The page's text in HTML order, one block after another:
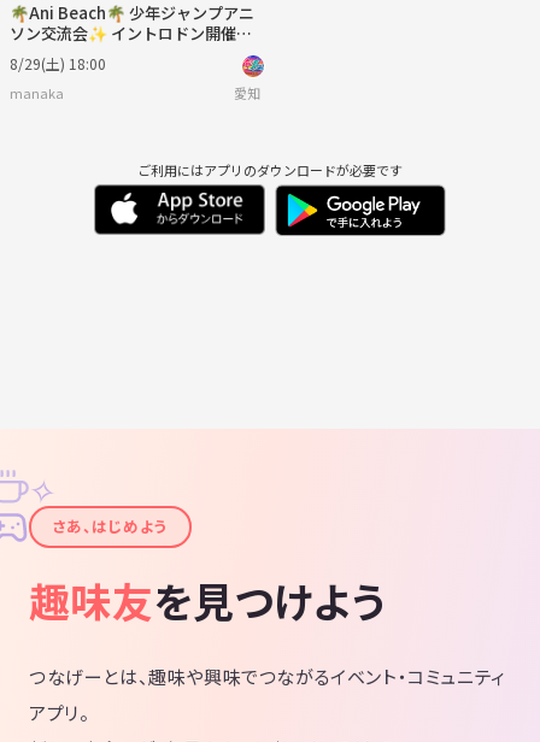
🌴Ani Beach🌴 少年ジャンプアニ
ソン交流会✨ イントロドン開催！
初参加・一人参加大歓迎！
8/29(土) 18:00
manaka 愛知
ご利用にはアプリのダウンロードが必要です
✦
✧
さあ、はじめよう
趣味友を見つけよう
つなげーとは、趣味や興味でつながるイベント・コミュニティ
アプリ。